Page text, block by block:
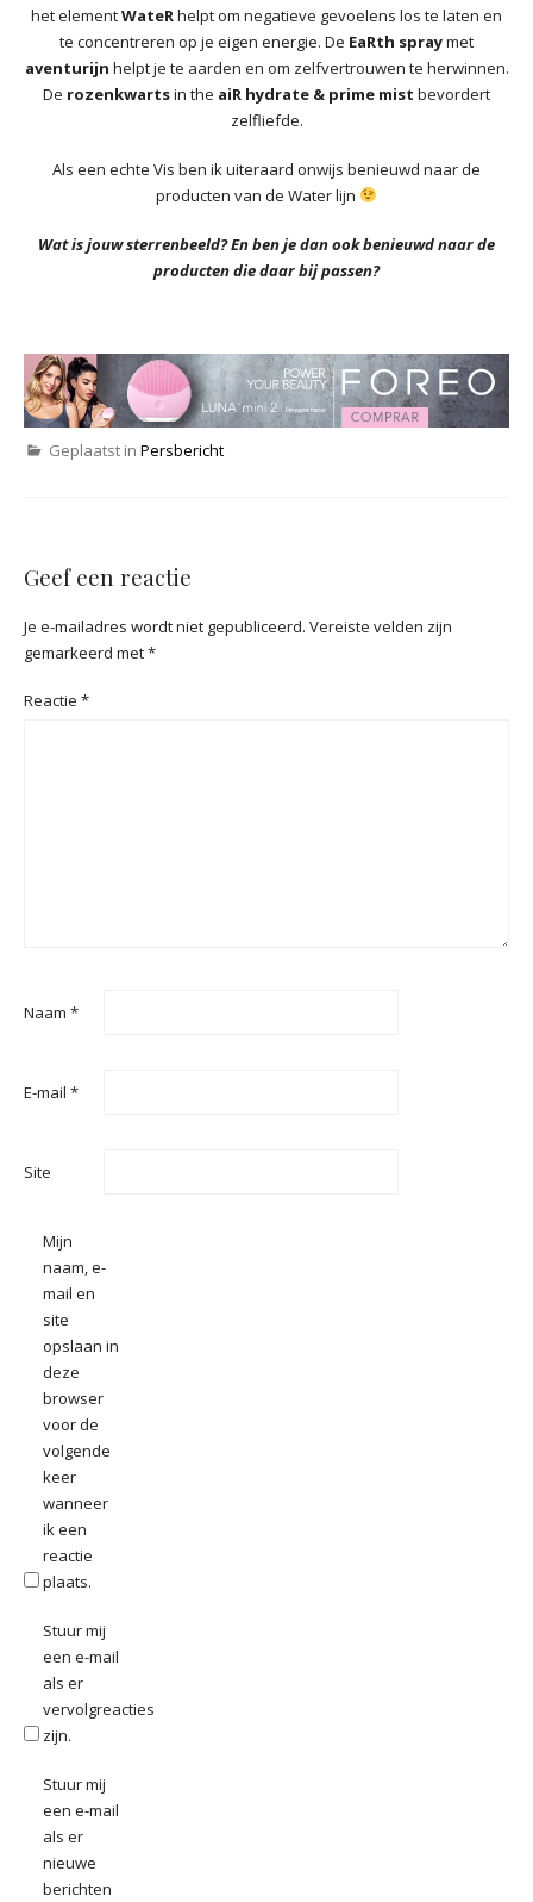
het elementWateRhelpt om negatieve gevoelens los te laten en
te concentreren op je eigen energie. De EaRth spraymet
aventurijn helpt je te aarden en om zelfvertrouwen te herwinnen.
De rozenkwartsin the aiR hydrate & prime mist bevordert
zelfliefde.
Als een echte Vis ben ik uiteraard onwijs benieuwd naar de
producten van de Water lijn
Wat is jouw sterrenbeeld? En ben je dan ook benieuwd naar de
producten die daar bij passen?
Geplaatst in Persbericht
Geef een reactie
Je e-mailadres wordt niet gepubliceerd. Vereiste velden zijn
gemarkeerd met*
Reactie *
Naam *
E-mail *
Site
Mijn
naam, e-
mail en
site
opslaan in
deze
browser
voor de
volgende
keer
wanneer
ik een
reactie
plaats.
Stuur mij
een e-mail
als er
vervolgreacties
zijn.
Stuur mij
een e-mail
als er
nieuwe
berichten